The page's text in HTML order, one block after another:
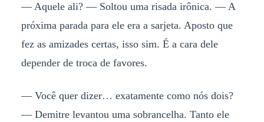
— Aquele ali? — Soltou uma risada irônica. — A
próxima parada para ele era a sarjeta. Aposto que
fez as amizades certas, isso sim. É a cara dele
depender de troca de favores.
— Você quer dizer… exatamente como nós dois?
— Demitre levantou uma sobrancelha. Tanto ele